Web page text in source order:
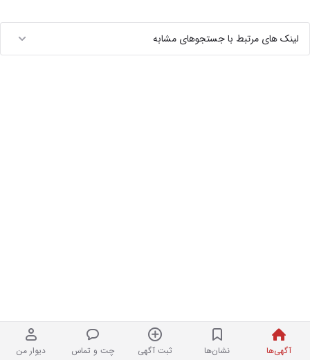
آگهی‌ها نشان‌ها ثبت آگهی چت و تماس دیوار من
لینک های مرتبط با جستجوهای مشابه